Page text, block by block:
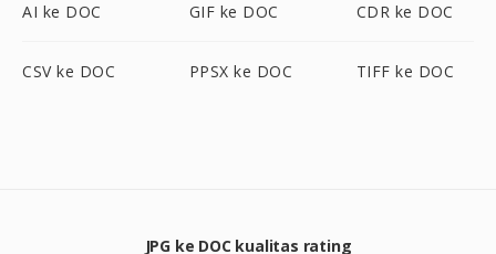
AI ke DOC GIF ke DOC CDR ke DOC
CSV ke DOC PPSX ke DOC TIFF ke DOC
JPG ke DOC kualitas rating